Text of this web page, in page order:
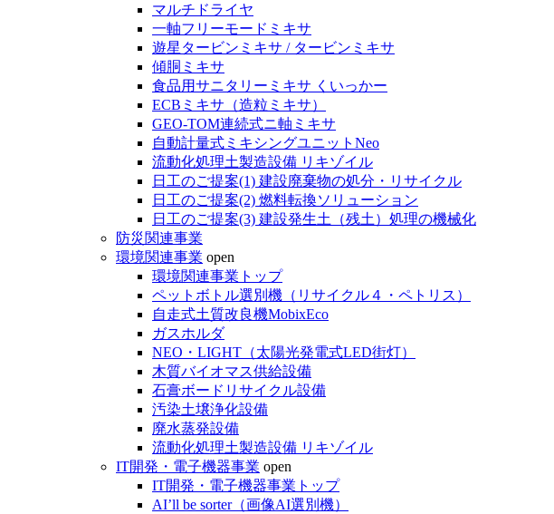
マルチドライヤ
一軸フリーモードミキサ
遊星タービンミキサ / タービンミキサ
傾胴ミキサ
食品用サニタリーミキサ くいっかー
ECBミキサ（造粒ミキサ）
GEO-TOM連続式ニ軸ミキサ
自動計量式ミキシングユニットNeo
流動化処理土製造設備 リキゾイル
日工のご提案(1) 建設廃棄物の処分・リサイクル
日工のご提案(2) 燃料転換ソリューション
日工のご提案(3) 建設発生土（残土）処理の機械化
防災関連事業
環境関連事業 open
環境関連事業トップ
ペットボトル選別機（リサイクル４・ペトリス）
自走式土質改良機MobixEco
ガスホルダ
NEO・LIGHT（太陽光発電式LED街灯）
木質バイオマス供給設備
石膏ボードリサイクル設備
汚染土壌浄化設備
廃水蒸発設備
流動化処理土製造設備 リキゾイル
IT開発・電子機器事業 open
IT開発・電子機器事業トップ
AI’ll be sorter（画像AI選別機）